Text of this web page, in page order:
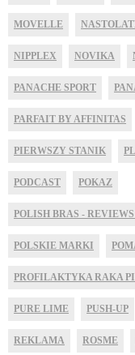
MOVELLE
NIPPLEX NOVIKA
PANACHE SPORT
PARFAIT BY AFFINITAS
PIERWSZY STANIK
PODCAST POKAZ
POLISH BRAS -
POLSKIE MARKI
PROFILAKTYKA RAKA
PURE LIME PUSH-UP
REKLAMA ROSME